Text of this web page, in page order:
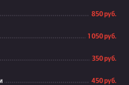
850 руб.
1 050 руб.
350 руб.
450 руб.